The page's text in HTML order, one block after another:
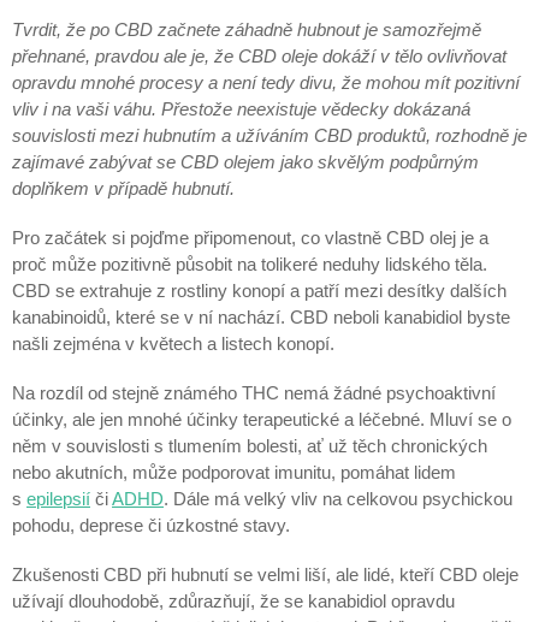
Tvrdit, že po CBD začnete záhadně hubnout je samozřejmě
přehnané, pravdou ale je, že CBD oleje dokáží v tělo ovlivňovat
opravdu mnohé procesy a není tedy divu, že mohou mít pozitivní
vliv i na vaši váhu. Přestože neexistuje vědecky dokázaná
souvislosti mezi hubnutím a užíváním CBD produktů, rozhodně je
zajímavé zabývat se CBD olejem jako skvělým podpůrným
doplňkem v případě hubnutí.
Pro začátek si pojďme připomenout, co vlastně CBD olej je a
proč může pozitivně působit na tolikeré neduhy lidského těla.
CBD se extrahuje z rostliny konopí a patří mezi desítky dalších
kanabinoidů, které se v ní nachází. CBD neboli kanabidiol byste
našli zejména v květech a listech konopí.
Na rozdíl od stejně známého THC nemá žádné psychoaktivní
účinky, ale jen mnohé účinky terapeutické a léčebné. Mluví se o
něm v souvislosti s tlumením bolesti, ať už těch chronických
nebo akutních, může podporovat imunitu, pomáhat lidem
s epilepsií čiADHD. Dále má velký vliv na celkovou psychickou
pohodu, deprese či úzkostné stavy.
Zkušenosti CBD při hubnutí se velmi liší, ale lidé, kteří CBD oleje
užívají dlouhodobě, zdůrazňují, že se kanabidiol opravdu